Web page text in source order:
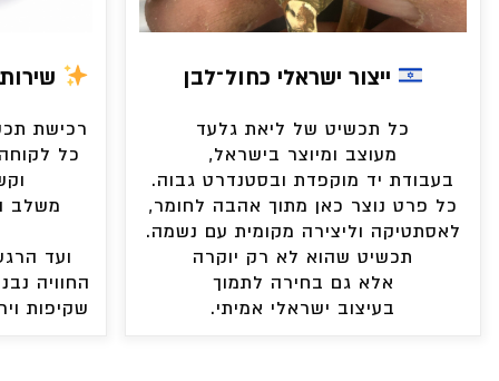
ייצור ישראלי כחול־לבן
כל תכשיט של ליאת גלעד
מעוצב ומיוצר בישראל,
בעבודת יד מוקפדת ובסטנדרט גבוה.
כל פרט נוצר כאן מתוך אהבה לחומר,
לאסתטיקה וליצירה מקומית עם נשמה.
תכשיט שהוא לא רק יוקרה
אלא גם בחירה לתמוך
בעיצוב ישראלי אמיתי.
רכישת
כל
משלב
ועד
החוויה
שקיפות